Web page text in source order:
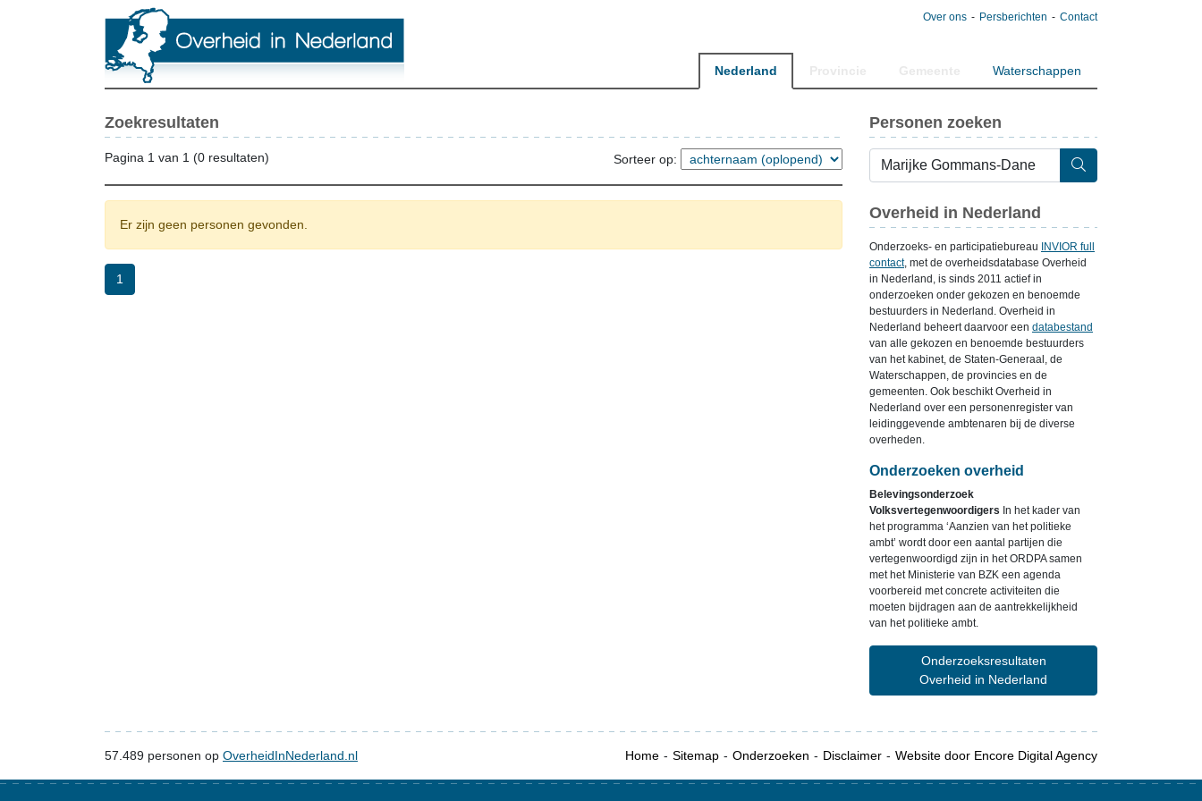
Over ons Persberichten Contact
Nederland Waterschappen
Zoekresultaten
Pagina 1 van 1 (0 resultaten) Sorteer op:
Er zijn geen personen gevonden.
1
Personen zoeken
Overheid in Nederland
Onderzoeks- en participatiebureau
INVIOR full
contact, met de overheidsdatabase Overheid
in Nederland, is sinds 2011 actief in
onderzoeken onder gekozen en benoemde
bestuurders in Nederland. Overheid in
Nederland beheert daarvoor een databestand
van alle gekozen en benoemde bestuurders
van het kabinet, de Staten-Generaal, de
Waterschappen, de provincies en de
gemeenten. Ook beschikt Overheid in
Nederland over een personenregister van
leidinggevende ambtenaren bij de diverse
overheden.
Onderzoeken overheid
Belevingsonderzoek
Volksvertegenwoordigers In het kader van
het programma ‘Aanzien van het politieke
ambt’ wordt door een aantal partijen die
vertegenwoordigd zijn in het ORDPA samen
met het Ministerie van BZK een agenda
voorbereid met concrete activiteiten die
moeten bijdragen aan de aantrekkelijkheid
van het politieke ambt.
Onderzoeksresultaten
Overheid in Nederland
57.489 personen op OverheidInNederland.nl Home Sitemap Onderzoeken Disclaimer Website door Encore Digital Agency